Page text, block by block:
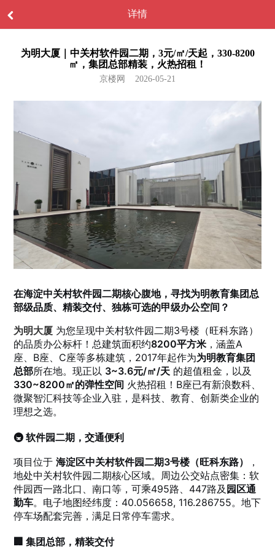
详情
为明大厦｜中关村软件园二期，3元/㎡/天起，330-8200
㎡，集团总部精装，火热招租！
京楼网 2026-05-21
在海淀中关村软件园二期核心腹地，寻找为明教育集团总
部级品质、精装交付、独栋可选的甲级办公空间？
为明大厦 为您呈现中关村软件园二期3号楼（旺科东路）
的品质办公标杆！总建筑面积约8200平方米 ，涵盖A
座、B座、C座等多栋建筑，2017年起作为为明教育集团
总部所在地。现正以 3~3.6元/㎡/天 的超值租金，以及
330~8200㎡的弹性空间 火热招租！B座已有新浪数科、
微聚智汇科技等企业入驻，是科技、教育、创新类企业的
理想之选。
🚇 软件园二期，交通便利
项目位于海淀区中关村软件园二期3号楼（旺科东路）
，
地处中关村软件园二期核心区域。周边公交站点密集：软
件园西一路北口、南口等，可乘495路、447路及 园区通
勤车。电子地图经纬度：40.056658, 116.286755。地下
停车场配套完善，满足日常停车需求。
🏢 集团总部，精装交付